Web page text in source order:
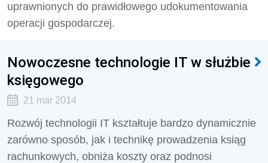
uprawnionych do prawidłowego udokumentowania
operacji gospodarczej.
Nowoczesne technologie IT w służbie
księgowego
21 mar 2014
Rozwój technologii IT kształtuje bardzo dynamicznie
zarówno sposób, jak i technikę prowadzenia ksiąg
rachunkowych, obniża koszty oraz podnosi